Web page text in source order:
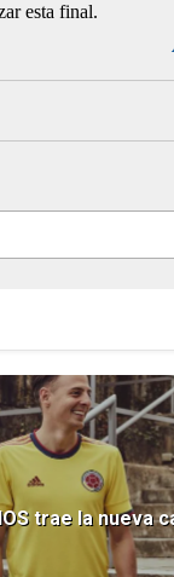
esta final.
trae la nueva